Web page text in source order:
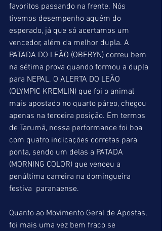
favoritos passando na frente. Nós
tivemos desempenho aquém do
esperado, já que só acertamos um
vencedor, além da melhor dupla. A
PATADA DO LEÃO (OBERYN) correu bem
na sétima prova quando formou a dupla
para NEPAL. O ALERTA DO LEÃO
(OLYMPIC KREMLIN) que foi o animal
mais apostado no quarto páreo, chegou
apenas na terceira posição. Em termos
de Tarumã, nossa performance foi boa
com quatro indicações corretas para
ponta, sendo um delas a PATADA
(MORNING COLOR) que venceu a
penúltima carreira na domingueira
festiva  paranaense.
Quanto ao Movimento Geral de Apostas,
foi mais uma vez bem fraco se